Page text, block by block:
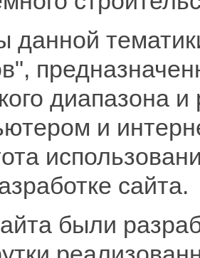
данной
диапазона и
и
сайта.
были